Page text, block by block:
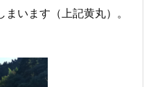
います（上記黄丸）。